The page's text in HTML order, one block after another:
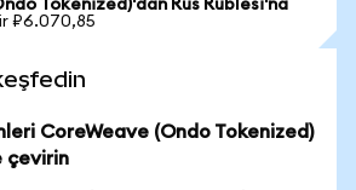
Tokenized)'dan Rus Rublesi'na
₽6.070,85
CoreWeave (Ondo Tokenized)
çevirin